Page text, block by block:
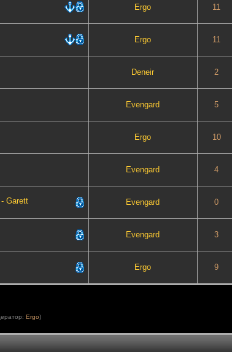
Ergo 11
Ergo 11
Deneir 2
Evengard 5
Ergo 10
Evengard 4
Garett Evengard 0
Evengard 3
Ergo 9
Ergo)